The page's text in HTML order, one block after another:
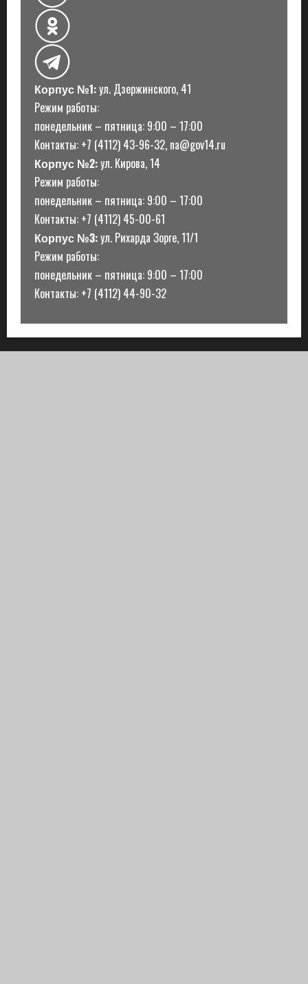
Корпус №1:ул. Дзержинского, 41
Режим работы:
понедельник – пятница: 9:00 – 17:00
Контакты: +7 (4112) 43-96-32, na@gov14.ru
Корпус №2:ул. Кирова, 14
Режим работы:
понедельник – пятница: 9:00 – 17:00
Контакты: +7 (4112) 45-00-61
Корпус №3:ул. Рихарда Зорге, 11/1
Режим работы:
понедельник – пятница: 9:00 – 17:00
Контакты: +7 (4112) 44-90-32